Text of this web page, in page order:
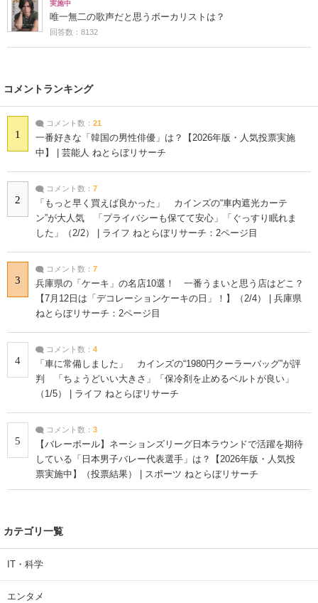
実施中
唯一無二の歌声だと思うボーカリストは？
回答数：8132
コメントランキング
1
コメント数： 21
一番好きな「韓国の男性俳優」は？【2026年版・人気投票実施
中】 | 芸能人 ねとらぼリサーチ
2
コメント数： 7
「もっと早く買えば良かった」 カインズの“車内遮光カーテ
ン”が大人気 「プライバシーも保てて安心」「ぐっすり眠れま
した」（2/2） | ライフ ねとらぼリサーチ：2ページ目
3
コメント数： 7
兵庫県の「ケーキ」の名店10選！ 一番うまいと思う店はどこ？
【7月12日は「デコレーションケーキの日」！】（2/4） | 兵庫県
ねとらぼリサーチ：2ページ目
4
コメント数： 4
「車に常備しました」 カインズの“1980円クーラーバッグ”が評
判 「ちょうどいい大きさ」「保冷剤を止めるベルトが良い」
（1/5） | ライフ ねとらぼリサーチ
5
コメント数： 3
【バレーボール】ネーションズリーグ日本ラウンドで活躍を期待
している「日本男子バレー代表選手」は？【2026年版・人気投
票実施中】（投票結果） | スポーツ ねとらぼリサーチ
カテゴリ一覧
IT・科学
エンタメ